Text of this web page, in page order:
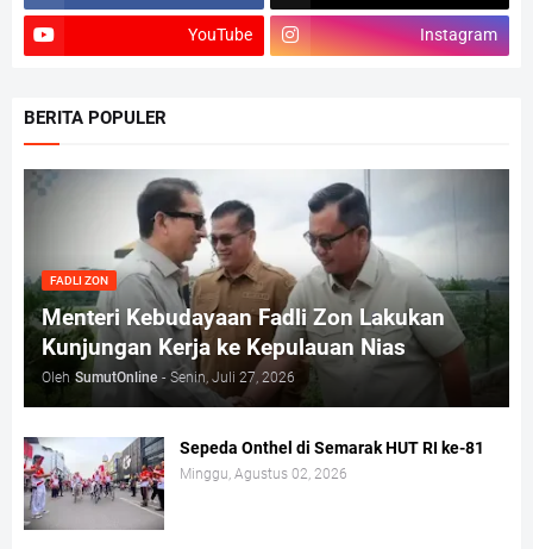
YouTube Instagram
BERITA POPULER
FADLI ZON
Menteri Kebudayaan Fadli Zon Lakukan
Kunjungan Kerja ke Kepulauan Nias
Oleh SumutOnline - Senin, Juli 27, 2026
Sepeda Onthel di Semarak HUT RI ke-81
Minggu, Agustus 02, 2026